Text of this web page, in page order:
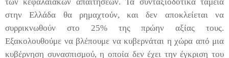
στην Ελλάδα θα ρημαχτούν, και δεν αποκλείεται να
συρρικνωθούν στο 25% της πρώην αξίας τους.
Εξακολουθούμε να βλέπουμε να κυβερνάται η χώρα από μια
κυβέρνηση συνασπισμού, η οποία δεν έχει την έγκριση του